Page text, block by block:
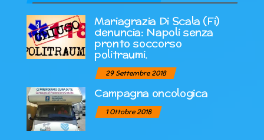
Mariagrazia Di Scala (Fi)
denuncia: Napoli senza
pronto soccorso
politraumi.
29 Settembre 2018
Campagna oncologica
1 Ottobre 2018